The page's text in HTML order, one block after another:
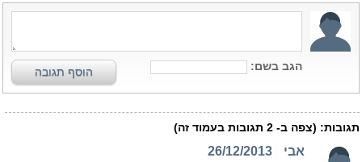
הגב בשם: הוסף תגובה
תגובות: (צפה ב- 2 תגובות בעמוד זה)
אבי
26/12/2013